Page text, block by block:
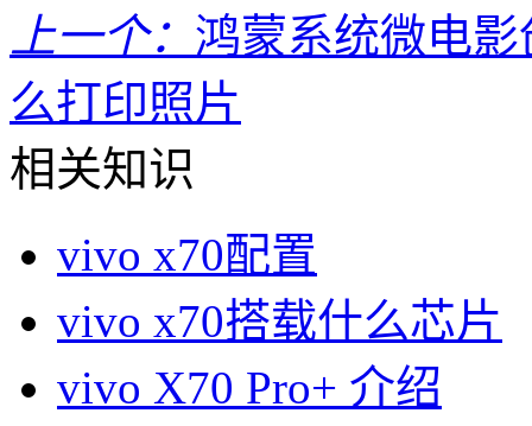
上一个： 鸿蒙系统微电
么打印照片
相关知识
vivo x70配置
vivo x70搭载什么芯片
vivo X70 Pro+ 介绍